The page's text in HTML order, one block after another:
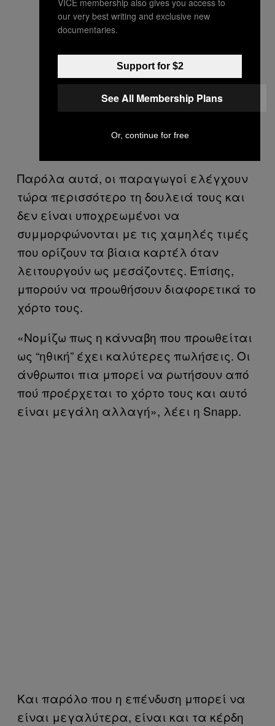
Παρόλα αυτά, οι παραγωγοί ελέγχουν
τώρα περισσότερο τη δουλειά τους και
δεν είναι υποχρεωμένοι να
συμμορφώνονται με τις χαμηλές τιμές
που ορίζουν τα βίαια καρτέλ όταν
λειτουργούν ως μεσάζοντες. Επίσης,
μπορούν να προωθήσουν διαφορετικά το
χόρτο τους.
«Νομίζω πως η κάνναβη που προωθείται
ως “ηθική” έχει καλύτερες πωλήσεις. Οι
άνθρωποι πια μπορεί να ρωτήσουν από
πού προέρχεται το χόρτο τους και αυτό
είναι μεγάλη αλλαγή», λέει η Snapp.
Και παρόλο που η επένδυση μπορεί να
είναι μεγαλύτερα, είναι και τα κέρδη
our very best writing and exclusive new
documentaries.
Support for $2
See All Membership Plans
Or, continue for free